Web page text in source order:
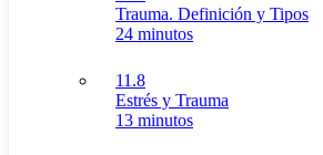
Trauma. Definición y Tipos
24 minutos
11.8
Estrés y Trauma
13 minutos